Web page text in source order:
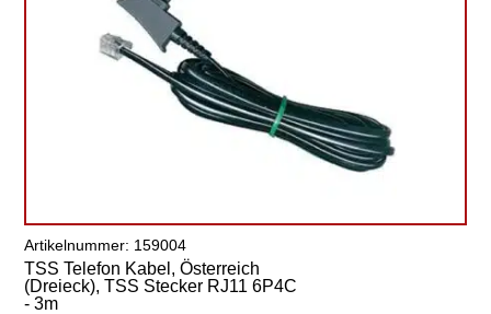
Artikelnummer: 159004
TSS Telefon Kabel, Österreich
(Dreieck), TSS Stecker RJ11 6P4C
- 3m